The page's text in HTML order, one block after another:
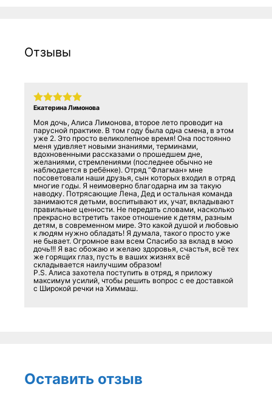
Отзывы
Екатерина Лимонова
Моя дочь, Алиса Лимонова, второе лето проводит на
парусной практике. В том году была одна смена, в этом
уже 2. Это просто великолепное время! Она постоянно
меня удивляет новыми знаниями, терминами,
вдохновенными рассказами о прошедшем дне,
желаниями, стремлениями (последнее обычно не
наблюдается в ребёнке). Отряд “Флагман» мне
посоветовали наши друзья, сын которых входил в отряд
многие годы. Я неимоверно благодарна им за такую
наводку. Потрясающие Лена, Дед и остальная команда
занимаются детьми, воспитывают их, учат, вкладывают
правильные ценности. Не передать словами, насколько
прекрасно встретить такое отношение к детям, разным
детям, в современном мире. Это какой душой и любовью
к людям нужно обладать! Я думала, такого просто уже
не бывает. Огромное вам всем Спасибо за вклад в мою
дочь!!! Я вас обожаю и желаю здоровья, счастья, всё тех
же горящих глаз, пусть в ваших жизнях всё
складывается наилучшим образом!
P.S. Алиса захотела поступить в отряд, я приложу
максимум усилий, чтобы решить вопрос с ее доставкой
с Широкой речки на Химмаш.
Оставить отзыв